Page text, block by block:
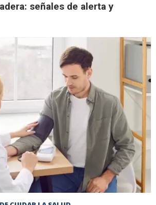
señales de alerta y